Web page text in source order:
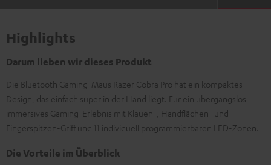
Highlights
Darum lieben wir dieses Produkt
Die Bluetooth Gaming-Maus Razer Cobra Pro hat ein kompaktes
Design, das einfach super in der Hand liegt. Für ein übergangslos
immersives Gaming-Erlebnis mit Klauen-, Handflächen- und
Fingerspitzen-Griff und 11 individuell programmierbaren LED-Zonen.
Die Vorteile im Überblick